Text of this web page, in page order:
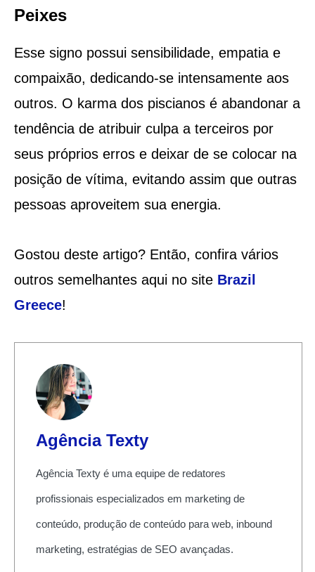
Peixes
Esse signo possui sensibilidade, empatia e
compaixão, dedicando-se intensamente aos
outros. O karma dos piscianos é abandonar a
tendência de atribuir culpa a terceiros por
seus próprios erros e deixar de se colocar na
posição de vítima, evitando assim que outras
pessoas aproveitem sua energia.
Gostou deste artigo? Então, confira vários
outros semelhantes aqui no site Brazil
Greece!
Agência Texty
Agência Texty é uma equipe de redatores
profissionais especializados em marketing de
conteúdo, produção de conteúdo para web, inbound
marketing, estratégias de SEO avançadas.